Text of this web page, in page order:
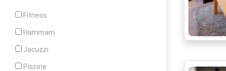
Fitness
Hammam
Jacuzzi
Piscine